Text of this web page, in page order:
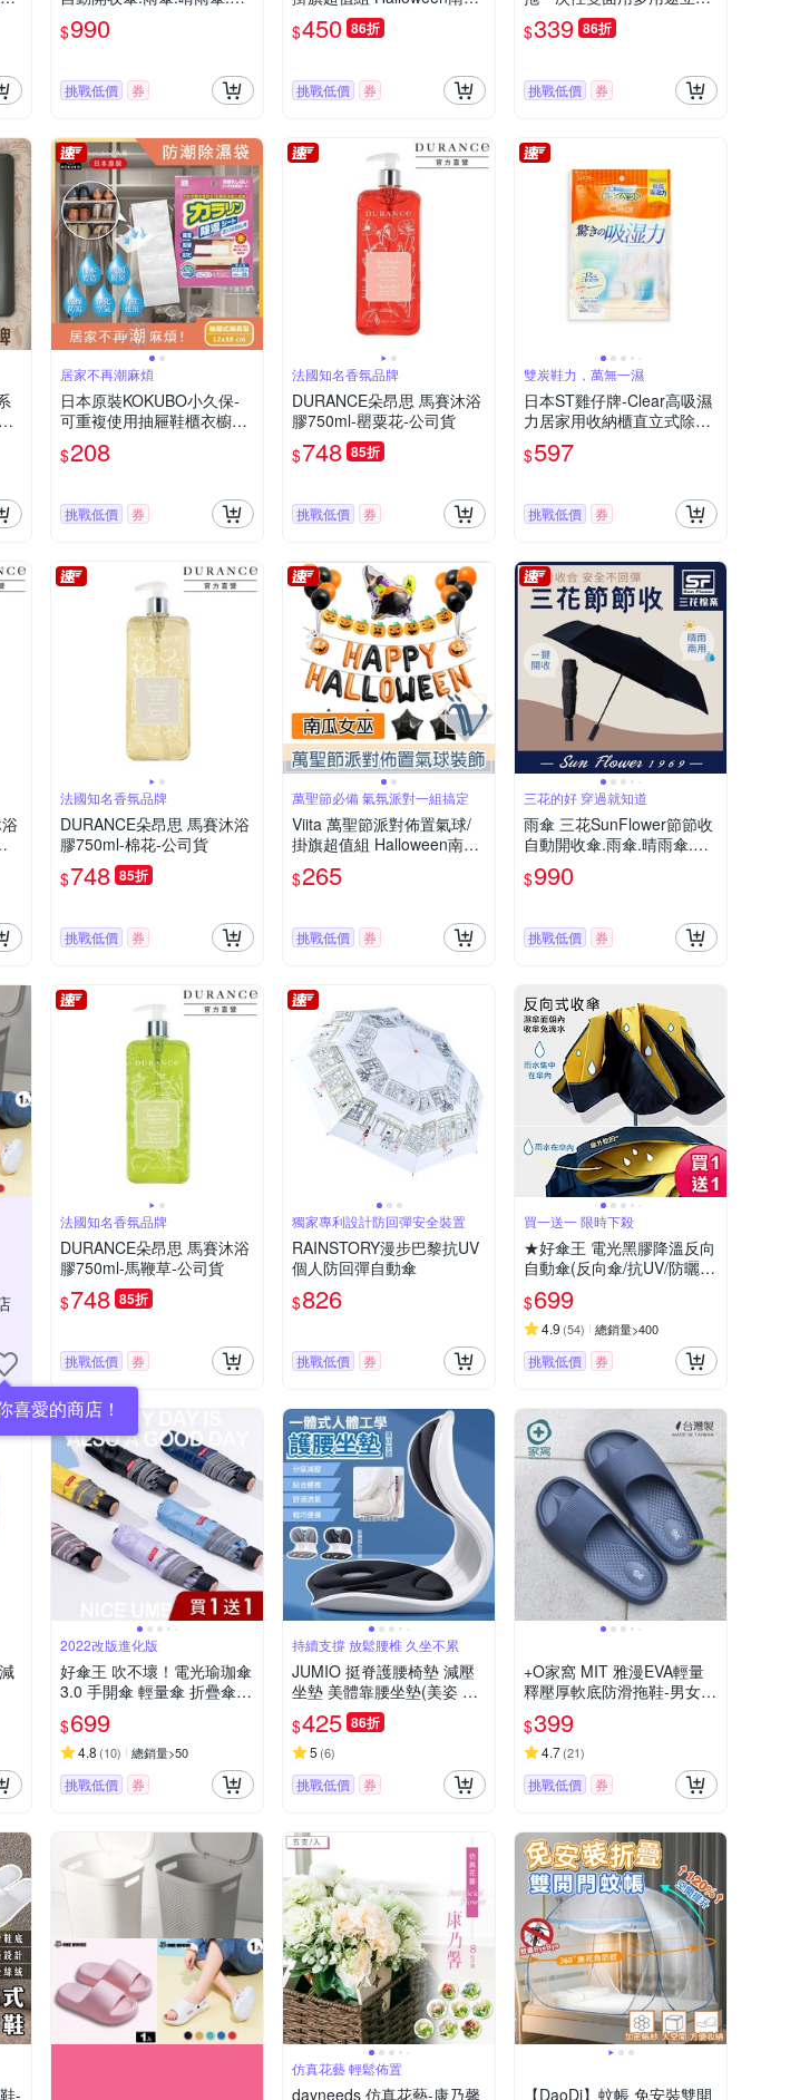
UV防曬_午夜藍
$990
挑戰低價 券
貓頭鷹
$450 86折
挑戰低價 券
除塵紙20入/包C3193(居家
拋棄式清潔布,地板掃除可替
$339 86折
挑戰低價 券
居家不再潮麻煩
日本原裝KOKUBO小久保-
可重複使用抽屜鞋櫃衣櫥櫃
防潮除濕袋(除濕包顆粒變色
版)
$208
挑戰低價 券
法國知名香氛品牌
DURANCE朵昂思 馬賽沐浴
膠750ml-罌粟花-公司貨
$748 85折
挑戰低價 券
雙炭鞋力，萬無一濕
日本ST雞仔牌-Clear高吸濕
力居家用收納櫃直立式除濕
劑1入/橘袋(吸濕量350ml,輕
巧放置型室內防潮,衣櫃壁櫥
$597
挑戰低價 券
法國知名香氛品牌
DURANCE朵昂思 馬賽沐浴
膠750ml-棉花-公司貨
$748 85折
挑戰低價 券
萬聖節必備 氣氛派對一組搞定
Viita 萬聖節派對佈置氣球/
掛旗超值組 Halloween南瓜
女巫
$265
挑戰低價 券
三花的好 穿過就知道
雨傘 三花SunFlower節節收
自動開收傘.雨傘.晴雨傘.抗
UV防曬_沉穩黑
$990
挑戰低價 券
喜愛的商店！
法國知名香氛品牌
DURANCE朵昂思 馬賽沐浴
膠750ml-馬鞭草-公司貨
$748 85折
挑戰低價 券
獨家專利設計防回彈安全裝置
RAINSTORY漫步巴黎抗UV
個人防回彈自動傘
$826
挑戰低價 券
買一送一 限時下殺
★好傘王 電光黑膠降溫反向
自動傘(反向傘/抗UV/防曬/
遮陽傘/自動雨傘/摺疊傘降
溫)(買1送1)
$699
4.9 (54) 總銷量>400
挑戰低價 券
2022改版進化版
好傘王 吹不壞！電光瑜珈傘
3.0 手開傘 輕量傘 折疊傘
雨傘 晴雨兩用 夜光條(買1
送1)
$699
4.8 (10) 總銷量>50
挑戰低價 券
持續支撐 放鬆腰椎 久坐不累
JUMIO 挺脊護腰椅墊 減壓
坐墊 美體靠腰坐墊(美姿 靠
腰 矯正護腰椅墊)
$425 86折
5 (6)
挑戰低價 券
+O家窩 MIT 雅漫EVA輕量
釋壓厚軟底防滑拖鞋-男女
款/多色可選
$399
4.7(21)
挑戰低價 券
-
仿真花藝 輕鬆佈置
dayneeds 仿真花藝-康乃馨 【DaoDi】蚊帳 免安裝雙開